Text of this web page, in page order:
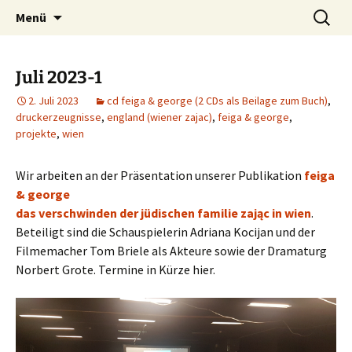
kẑrme.de | zungenklänge
Was machen zwei improvisierende Musiker
aus dem Ruhrgebiet?
Menü
Suchen
nach:
Juli 2023-1
2. Juli 2023 cd feiga & george (2 CDs als Beilage zum Buch),
druckerzeugnisse, england (wiener zajac), feiga & george,
projekte, wien
Wir arbeiten an der Präsentation unserer Publikation feiga
& george
das verschwinden der jüdischen familie zając in wien.
Beteiligt sind die Schauspielerin Adriana Kocijan und der
Filmemacher Tom Briele als Akteure sowie der Dramaturg
Norbert Grote. Termine in Kürze hier.